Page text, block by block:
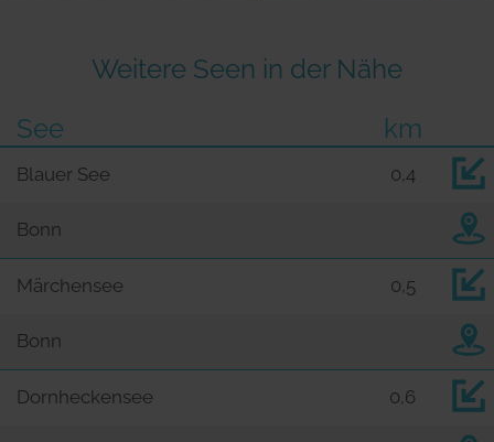
Weitere Seen in der Nähe
See
km
Blauer See 0,4
Bonn
Märchensee 0,5
Bonn
Dornheckensee 0,6